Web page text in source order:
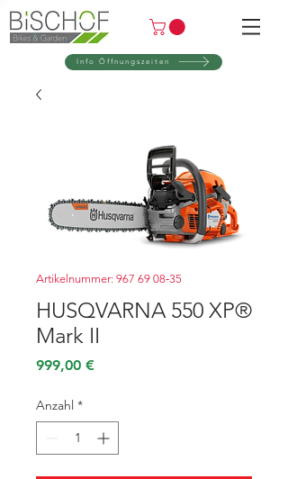
Info Öffnungszeiten
Artikelnummer: 967 69 08‑35
HUSQVARNA 550 XP®
Mark II
999,00 €Preis
Anzahl *